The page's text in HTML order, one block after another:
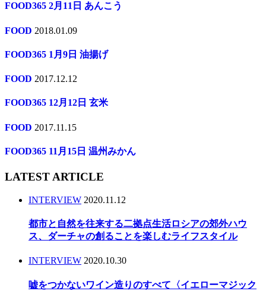
FOOD365 2月11日 あんこう
FOOD 2018.01.09
FOOD365 1月9日 油揚げ
FOOD 2017.12.12
FOOD365 12月12日 玄米
FOOD 2017.11.15
FOOD365 11月15日 温州みかん
LATEST ARTICLE
INTERVIEW 2020.11.12
都市と自然を往来する二拠点生活ロシアの郊外ハウ
ス、ダーチャの創ることを楽しむライフスタイル
INTERVIEW 2020.10.30
嘘をつかないワイン造りのすべて〈イエローマジック